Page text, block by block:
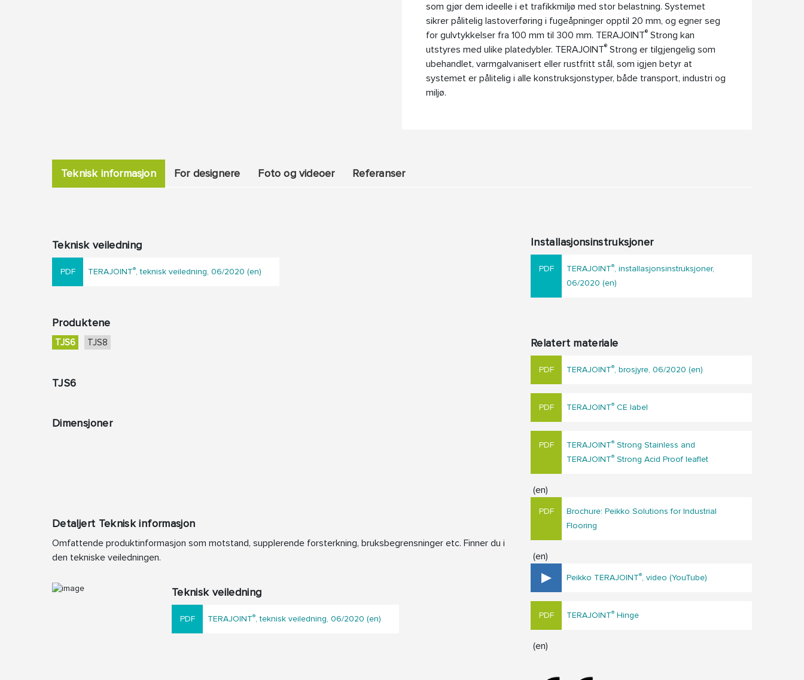
som gjør dem ideelle i et trafikkmiljø med stor belastning. Systemet
sikrer pålitelig lastoverføring i fugeåpninger opptil 20 mm, og egner seg
for gulvtykkelser fra 100 mm til 300 mm. TERAJOINT® Strong kan
utstyres med ulike platedybler. TERAJOINT® Strong er tilgjengelig som
ubehandlet, varmgalvanisert eller rustfritt stål, som igjen betyr at
systemet er pålitelig i alle konstruksjonstyper, både transport, industri og
miljø.
Teknisk informasjon For designere Foto og videoer Referanser
Teknisk veiledning
TERAJOINT®, teknisk veiledning, 06/2020 (en)
Produktene
TJS6 TJS8
TJS6
Dimensjoner
Detaljert Teknisk informasjon
Omfattende produktinformasjon som motstand, supplerende forsterkning, bruksbegrensninger etc. Finner du i
den tekniske veiledningen.
Teknisk veiledning
TERAJOINT®, teknisk veiledning, 06/2020 (en)
Installasjonsinstruksjoner
TERAJOINT®, installasjonsinstruksjoner,
06/2020 (en)
Relatert materiale
TERAJOINT®, brosjyre, 06/2020 (en)
TERAJOINT® CE label
TERAJOINT® Strong Stainless and
TERAJOINT® Strong Acid Proof leaflet
(en)
Brochure: Peikko Solutions for Industrial
Flooring
(en)
Peikko TERAJOINT®, video (YouTube)
TERAJOINT® Hinge
(en)